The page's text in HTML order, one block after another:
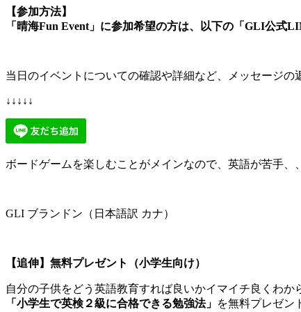
【参加方法】
「晴海Fun Event」に参加希望の方は、以下の「GLI公式
当日のイベントについての確認や詳細など、メッセージの
↓↓↓↓↓
ボードゲームを楽しむことがメインなので、英語が苦手
GLI ブランドン（日本語訳 カナ）
【追伸】無料プレゼント（小学生向け）
自分の子供をどう英語教育すれば良いかイマイチ良くわか
「小学生で英検２級に合格できる勉強法」 を無料プレゼン